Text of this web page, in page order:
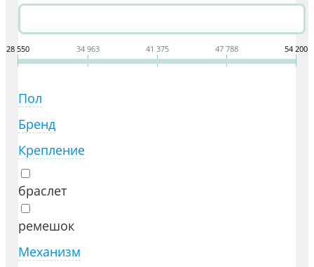
28 550 34 963 41 375 47 788 54 200
Пол
Бренд
Крепление
браслет
ремешок
Механизм